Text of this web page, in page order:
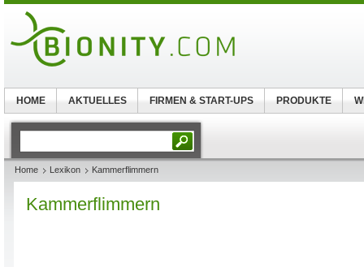
Home Lexikon Kammerflimmern
Kammerflimmern
HOME AKTUELLES FIRMEN & START-UPS PRODUKTE